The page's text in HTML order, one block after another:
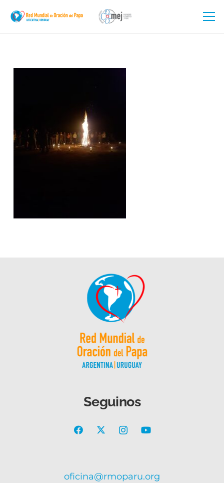
Seguinos
oficina@rmoparu.org